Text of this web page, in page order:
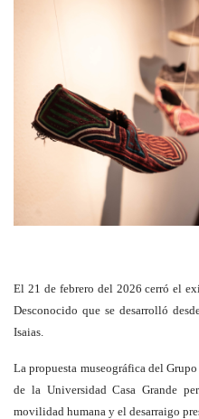
El 21 de febrero del 2026 cerró el
Desconocido que se desarrolló
Isaias.
La propuesta museográfica del
de la Universidad Casa Grande
movilidad humana y el desarraigo